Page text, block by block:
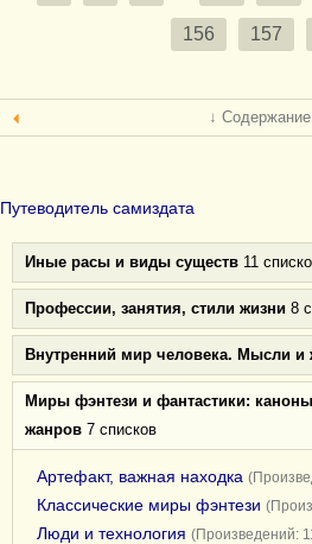
156 157
↓ Содержание
Путеводитель самиздата
Иные расы и виды существ 11
Профессии, занятия, стили жизни 8
Внутренний мир человека. Мысли и
Миры фэнтези и фантастики:
жанров 7 списков
Артефакт, важная находка
Классические миры фэнтези
Люди и технология (Произведений: